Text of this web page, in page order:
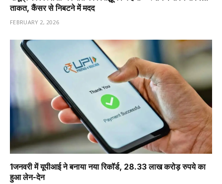
ताकत, कैंसर से निबटने में मदद
FEBRUARY 2, 2026
1️जनवरी में यूपीआई ने बनाया नया रिकॉर्ड, 28.33 लाख करोड़ रुपये का
हुआ लेन-देन